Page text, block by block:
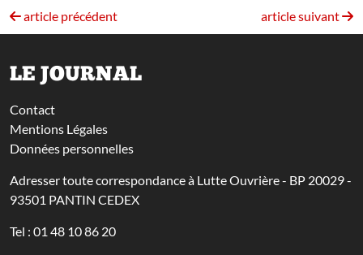
article précédent article suivant
LE JOURNAL
Contact
Mentions Légales
Données personnelles
Adresser toute correspondance à Lutte Ouvrière - BP 20029 -
93501 PANTIN CEDEX
Tel : 01 48 10 86 20